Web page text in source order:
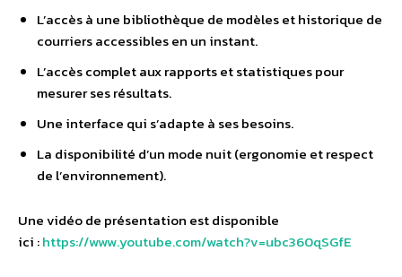
L’accès à une bibliothèque de modèles et historique de
courriers accessibles en un instant.
L’accès complet aux rapports et statistiques pour
mesurer ses résultats.
Une interface qui s’adapte à ses besoins.
La disponibilité d’un mode nuit (ergonomie et respect
de l’environnement).
Une vidéo de présentation est disponible
ici :https://www.youtube.com/watch?v=ubc360qSGfE